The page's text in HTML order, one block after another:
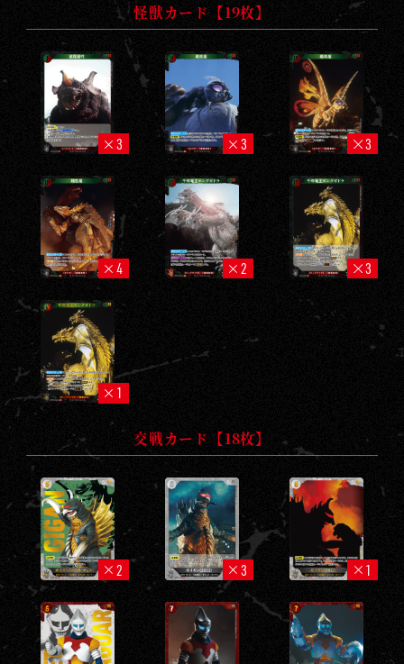
怪獣カード【19枚】
3 3 3
4 2 3
1
交戦カード【18枚】
2 3 1